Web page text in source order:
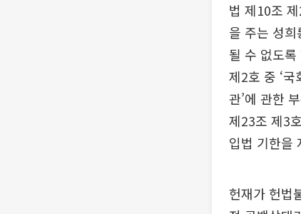
법 제10조
을 주는 성
될 수 없도
제2호 중 ‘
관’에 관한
제23조 제3
입법 기한을
헌재가 헌법